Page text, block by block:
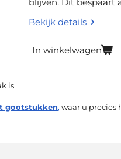
Bekijk details
In winkelwagen
is
gootstukken, waar u precies